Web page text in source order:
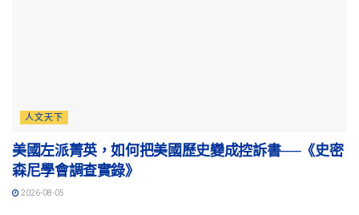
人文天下
美國左派菁英，如何把美國歷史變成控訴書──《史密
森尼學會調查實錄》
2026-08-05